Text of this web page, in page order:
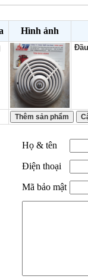
Hình ảnh
Họ & tên
Điện thoại
Mã bảo mật